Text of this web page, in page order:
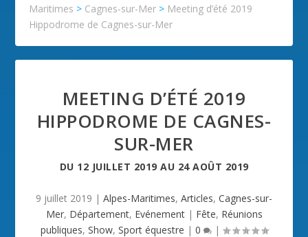
Maritimes > Cagnes-sur-Mer > Meeting d’été 2019
Hippodrome de Cagnes-sur-Mer
MEETING D’ÉTÉ 2019
HIPPODROME DE CAGNES-
SUR-MER
DU 12 JUILLET 2019 AU 24 AOÛT 2019
9 juillet 2019 | Alpes-Maritimes, Articles, Cagnes-sur-
Mer, Département, Evénement| Fête, Réunions
publiques, Show, Sport équestre | 0 |